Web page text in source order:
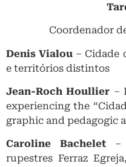
Coordenador
Denis Vialou – Cidade
e territórios distintos
Jean-Roch Houllier –
experiencing the
graphic and pedagogic
Caroline Bachelet –
rupestres Ferraz